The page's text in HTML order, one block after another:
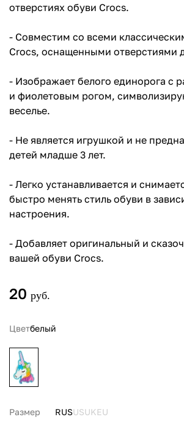
отверстиях обуви Crocs.
- Совместим со всеми
Crocs, оснащенными отверстиями
- Изображает белого единорога с
и фиолетовым рогом,
веселье.
- Не является игрушкой и не
детей младше 3 лет.
- Легко устанавливается и
быстро менять стиль обуви в
настроения.
- Добавляет оригинальный и
вашей обуви Crocs.
20 руб.
Цветбелый
Размер RUSUSUKEU